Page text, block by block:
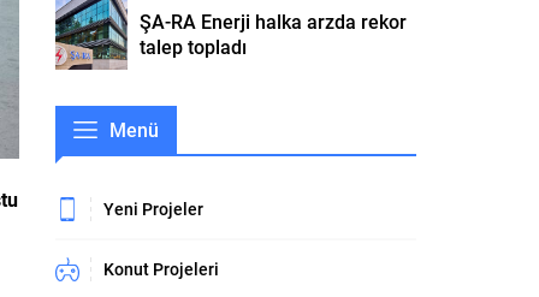
ŞA-RA Enerji halka arzda rekor
talep topladı
Menü
Yeni Projeler
Konut Projeleri